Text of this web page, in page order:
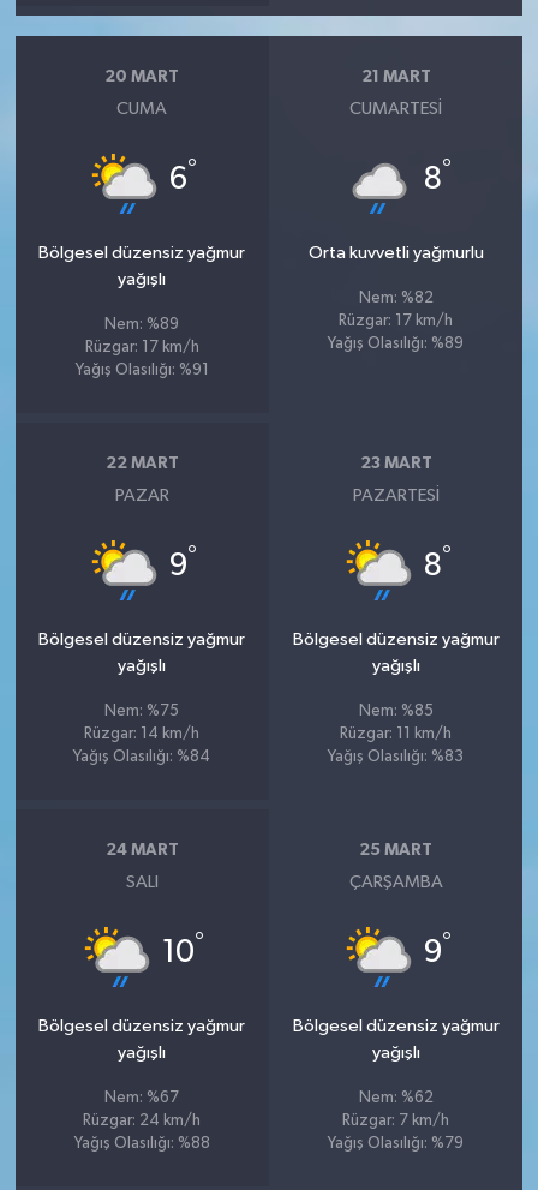
20 MART
CUMA
6°
Bölgesel düzensiz yağmur
yağışlı
Nem: %89
Rüzgar: 17 km/h
Yağış Olasılığı: %91
21 MART
CUMARTESI
8°
Orta kuvvetli yağmurlu
Nem: %82
Rüzgar: 17 km/h
Yağış Olasılığı: %89
22 MART
PAZAR
9°
Bölgesel düzensiz yağmur
yağışlı
Nem: %75
Rüzgar: 14 km/h
Yağış Olasılığı: %84
23 MART
PAZARTESI
8°
Bölgesel düzensiz yağmur
yağışlı
Nem: %85
Rüzgar: 11 km/h
Yağış Olasılığı: %83
24 MART
SALI
10°
Bölgesel düzensiz yağmur
yağışlı
Nem: %67
Rüzgar: 24 km/h
Yağış Olasılığı: %88
25 MART
ÇARŞAMBA
9°
Bölgesel düzensiz yağmur
yağışlı
Nem: %62
Rüzgar: 7 km/h
Yağış Olasılığı: %79